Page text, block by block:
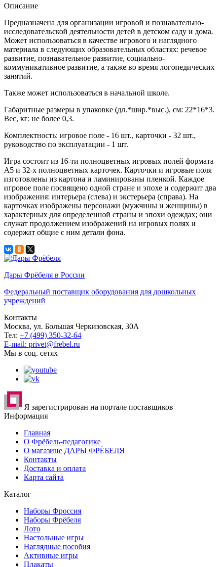
Описание
Предназначена для организации игровой и познавательно-
исследовательской деятельности детей в детском саду и дома.
Может использоваться в качестве игрового и наглядного
материала в следующих образовательных областях: речевое
развитие, познавательное развитие, социально-
коммуникативное развитие, а также во время логопедических
занятий.
Также может использоваться в начальной школе.
Габаритные размеры в упаковке (дл.*шир.*выс.), см: 22*16*3.
Вес, кг: не более 0,3.
Комплектность: игровое поле - 16 шт., карточки - 32 шт.,
руководство по эксплуатации - 1 шт.
Игра состоит из 16-ти полноцветных игровых полей формата
А5 и 32-х полноцветных карточек. Карточки и игровые поля
изготовлены из картона и ламинированы пленкой. Каждое
игровое поле посвящено одной стране и эпохе и содержит два
изображения: интерьера (слева) и экстерьера (справа). На
карточках изображены персонажи (мужчины и женщины) в
характерных для определенной страны и эпохи одеждах; они
служат продолжением изображений на игровых полях и
содержат общие с ним детали фона.
Дары Фрёбеля в России
Федеральный поставщик оборудования для дошкольных
учреждений
Контакты
Москва, ул. Большая Черкизовская, 30А
Тел: +7 (499) 350-32-64
E-mail: privet@frebel.ru
Мы в соц. сетях
Я зарегистрирован на портале поставщиков
Информация
Главная
О Фрёбель-педагогике
О магазине ДАРЫ ФРЁБЕЛЯ
Контакты
Доставка и оплата
Карта сайта
Каталог
Наборы Фроссия
Наборы Фрёбеля
Лото
Настольные игры
Наглядные пособия
Активные игры
Плакаты